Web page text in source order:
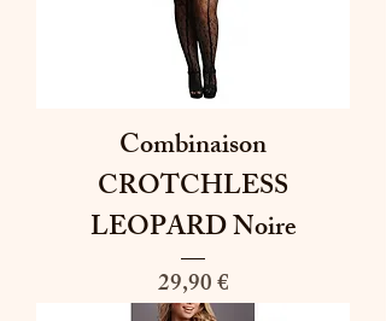
Combinaison
CROTCHLESS
LEOPARD Noire
Prix
29,90 €